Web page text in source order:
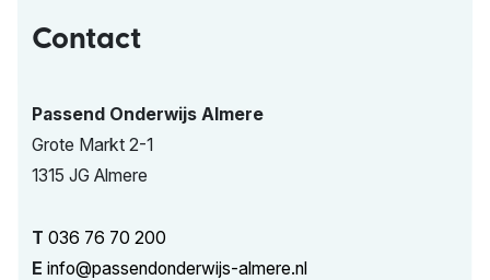
Contact
Passend Onderwijs Almere
Grote Markt 2-1
1315 JG Almere
T 036 76 70 200
E info@passendonderwijs-almere.nl